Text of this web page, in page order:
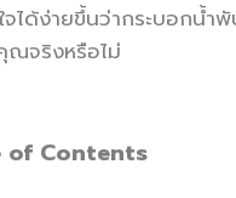
ด้ง่ายขึ้นว่ากระบอกน้ำพั
ณจริงหรือไม่
of Contents